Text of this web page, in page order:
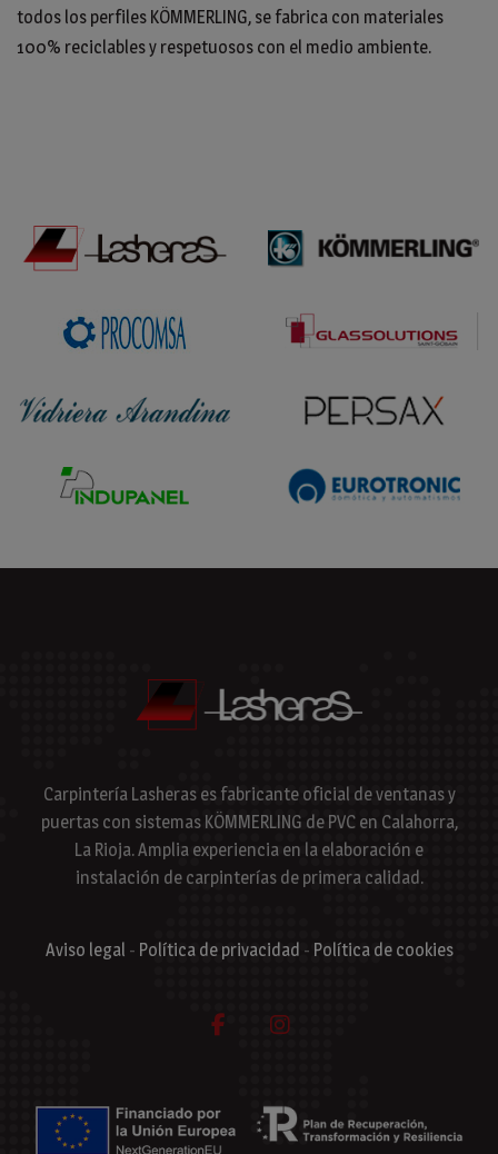
todos los perfiles KÖMMERLING, se fabrica con materiales
100% reciclables y respetuosos con el medio ambiente.
Carpintería Lasheras es fabricante oficial de ventanas y
puertas con sistemas KÖMMERLING de PVC en Calahorra,
La Rioja. Amplia experiencia en la elaboración e
instalación de carpinterías de primera calidad.
Aviso legal - Política de privacidad - Política de cookies